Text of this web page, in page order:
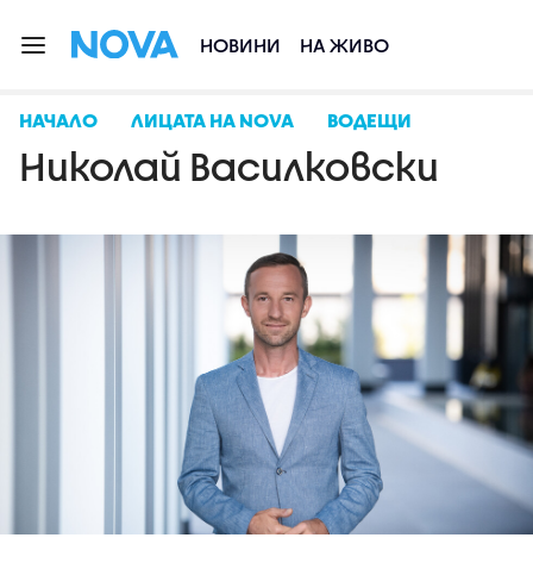
НОВИНИ НА ЖИВО
НАЧАЛО ЛИЦАТА НА NOVA ВОДЕЩИ
Николай Василковски